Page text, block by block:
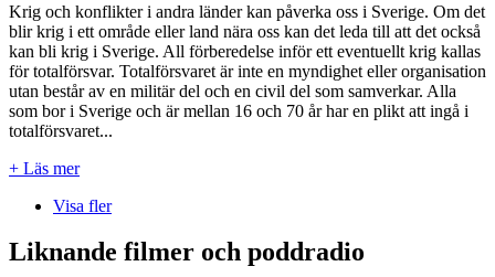
Krig och konflikter i andra länder kan påverka oss i Sverige. Om det
blir krig i ett område eller land nära oss kan det leda till att det också
kan bli krig i Sverige. All förberedelse inför ett eventuellt krig kallas
för totalförsvar. Totalförsvaret är inte en myndighet eller organisation
utan består av en militär del och en civil del som samverkar. Alla
som bor i Sverige och är mellan 16 och 70 år har en plikt att ingå i
totalförsvaret...
+ Läs mer
Visa fler
Liknande filmer och poddradio